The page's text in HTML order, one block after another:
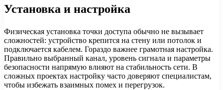
Установка и настройка
Физическая установка точки доступа обычно не вызывает
сложностей: устройство крепится на стену или потолок и
подключается кабелем. Гораздо важнее грамотная настройка.
Правильно выбранный канал, уровень сигнала и параметры
безопасности напрямую влияют на стабильность сети. В
сложных проектах настройку часто доверяют специалистам,
чтобы избежать взаимных помех и перегрузок.